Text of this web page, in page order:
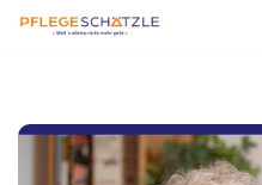
springen